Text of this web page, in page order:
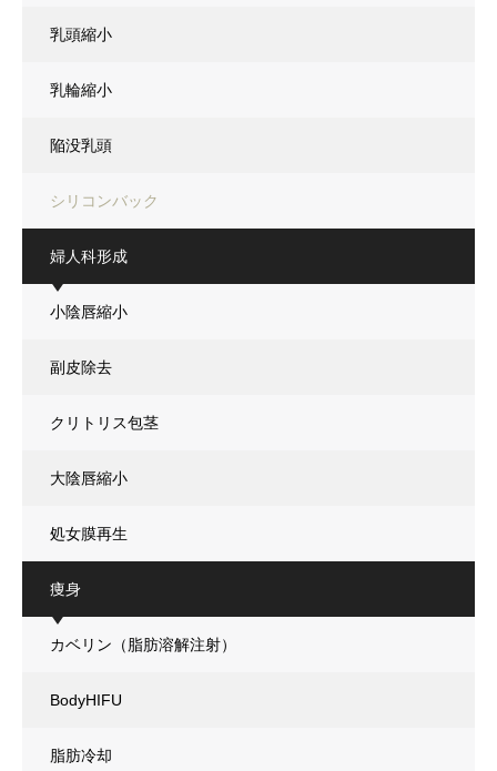
乳頭縮小
乳輪縮小
陥没乳頭
シリコンバック
婦人科形成
小陰唇縮小
副皮除去
クリトリス包茎
大陰唇縮小
処女膜再生
痩身
カベリン（脂肪溶解注射）
BodyHIFU
脂肪冷却